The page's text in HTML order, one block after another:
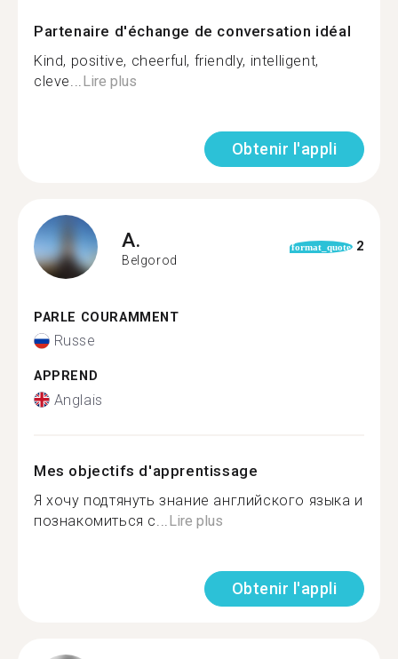
Partenaire d'échange de conversation idéal
Kind, positive, cheerful, friendly, intelligent,
cleve... Lire plus
Obtenir l'appli
A.
Belgorod
format_quote 2
PARLE COURAMMENT
Russe
APPREND
Anglais
Mes objectifs d'apprentissage
Я хочу подтянуть знание английского языка и
познакомиться с... Lire plus
Obtenir l'appli